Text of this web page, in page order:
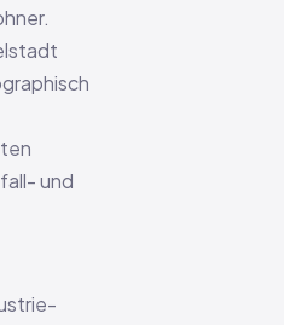
und